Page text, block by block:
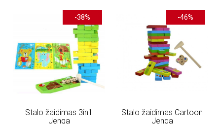
-38%
Stalo žaidimas 3in1
Jenga
-46%
Stalo žaidimas Cartoon
Jenga